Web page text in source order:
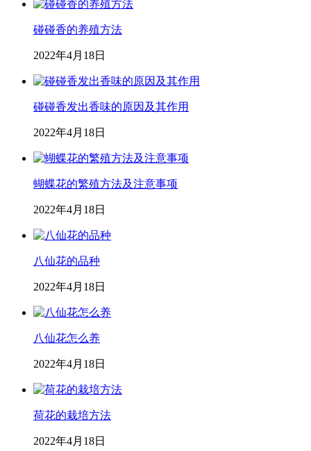
碰碰香的养殖方法
2022年4月18日
碰碰香发出香味的原因及其作用
2022年4月18日
蝴蝶花的繁殖方法及注意事项
2022年4月18日
八仙花的品种
2022年4月18日
八仙花怎么养
2022年4月18日
荷花的栽培方法
2022年4月18日